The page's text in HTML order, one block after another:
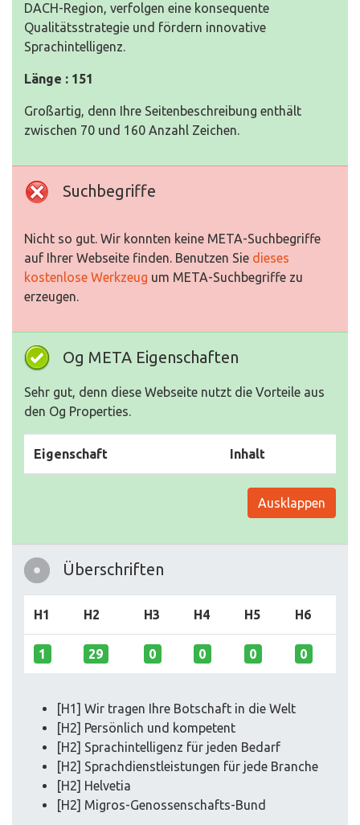
DACH-Region, verfolgen eine konsequente
Qualitätsstrategie und fördern innovative
Sprachintelligenz.
Länge : 151
Großartig, denn Ihre Seitenbeschreibung enthält
zwischen 70 und 160 Anzahl Zeichen.
Suchbegriffe
Nicht so gut. Wir konnten keine META-Suchbegriffe
auf Ihrer Webseite finden. Benutzen Sie dieses
kostenlose Werkzeug um META-Suchbegriffe zu
erzeugen.
Og META Eigenschaften
Sehr gut, denn diese Webseite nutzt die Vorteile aus
den Og Properties.
Eigenschaft Inhalt
Ausklappen
Überschriften
H1 H2 H3 H4 H5 H6
1 29 0 0 0 0
[H1] Wir tragen Ihre Botschaft in die Welt
[H2] Persönlich und kompetent
[H2] Sprachintelligenz für jeden Bedarf
[H2] Sprachdienstleistungen für jede Branche
[H2] Helvetia
[H2] Migros-Genossenschafts-Bund